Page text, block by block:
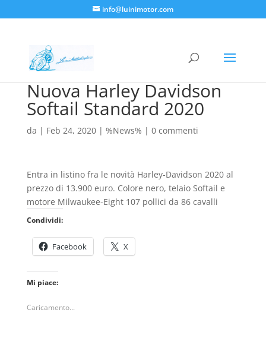
info@luinimotor.com
Nuova Harley Davidson
Softail Standard 2020
da | Feb 24, 2020| %News% | 0 commenti
Entra in listino fra le novità Harley-Davidson 2020 al
prezzo di 13.900 euro. Colore nero, telaio Softail e
motore Milwaukee-Eight 107 pollici da 86 cavalli
Condividi:
Facebook X
Mi piace:
Caricamento...